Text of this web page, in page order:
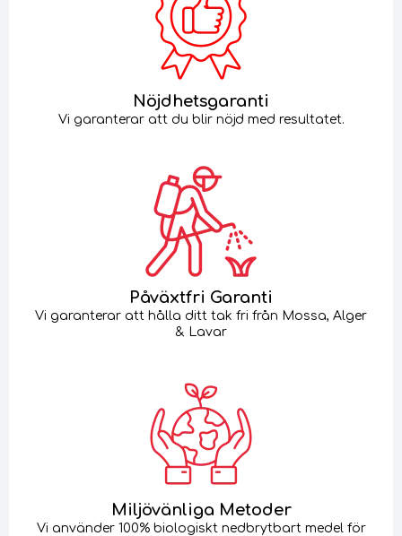
Nöjdhetsgaranti
Vi garanterar att du blir nöjd med resultatet.
Påväxtfri Garanti
Vi garanterar att hålla ditt tak fri från Mossa, Alger
& Lavar
Miljövänliga Metoder
Vi använder 100% biologiskt nedbrytbart medel för